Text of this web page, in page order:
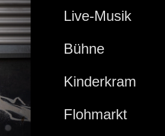
Live-Musik
Bühne
Kinderkram
Flohmarkt